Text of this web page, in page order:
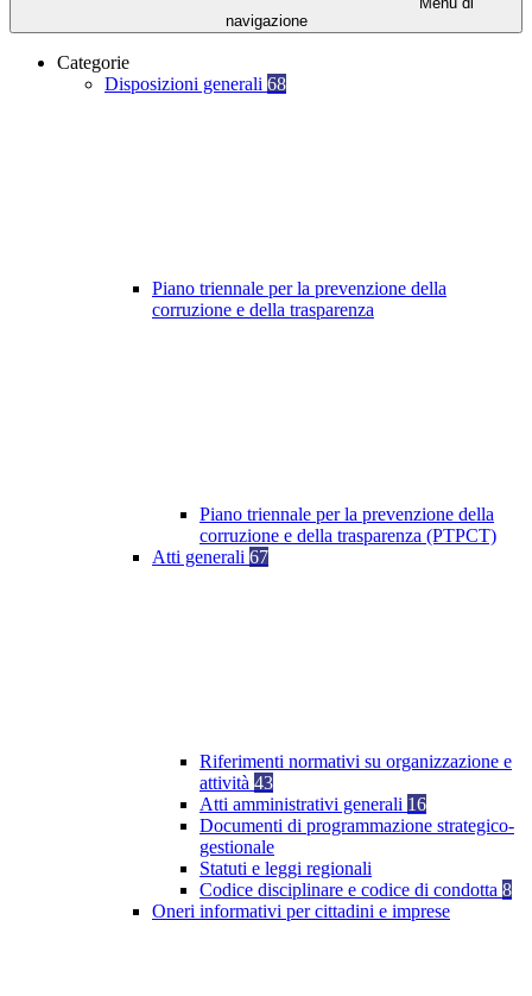
navigazione
Categorie
Disposizioni generali 68
Piano triennale per la prevenzione della
corruzione e della trasparenza
Piano triennale per la prevenzione della
corruzione e della trasparenza (PTPCT)
Atti generali 67
Riferimenti normativi su organizzazione e
attività 43
Atti amministrativi generali 16
Documenti di programmazione strategico-
gestionale
Statuti e leggi regionali
Codice disciplinare e codice di condotta 8
Oneri informativi per cittadini e imprese